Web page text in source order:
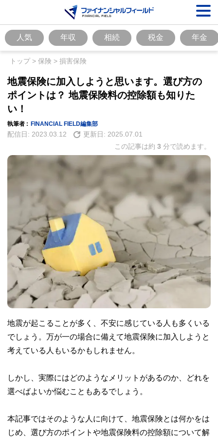
人気 年収 相続 税金 年金
トップ> 保険 > 損害保険
地震保険に加入しようと思います。選び方の
ポイントは？ 地震保険料の控除額も知りた
い！
執筆者 : FINANCIAL FIELD編集部
配信日: 2023.03.12 更新日: 2025.07.01
この記事は約 3 分で読めます。
地震が起こることが多く、不安に感じている人も多くいる
でしょう。万が一の場合に備えて地震保険に加入しようと
考えている人もいるかもしれません。
しかし、実際にはどのようなメリットがあるのか、どれを
選べばよいか悩むこともあるでしょう。
本記事ではそのような人に向けて、地震保険とは何かをは
じめ、選び方のポイントや地震保険料の控除額について解